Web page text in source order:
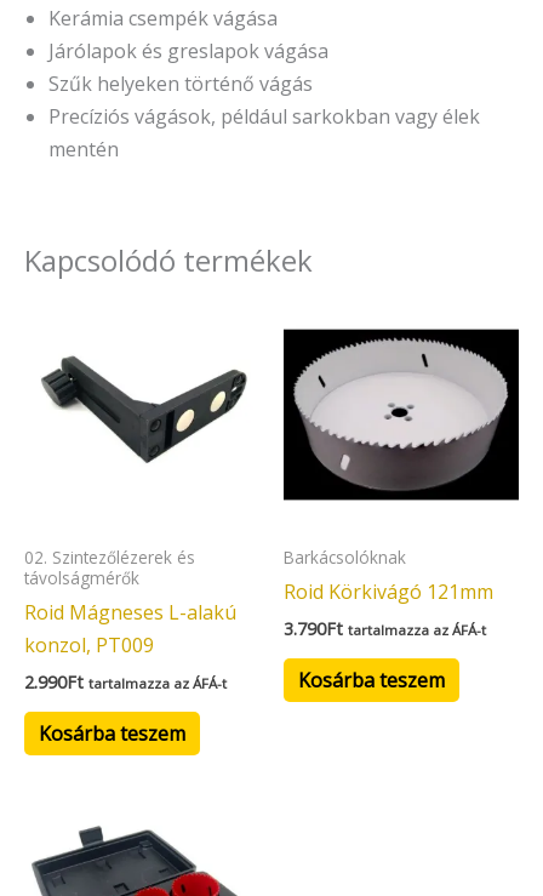
Kerámia csempék vágása
Járólapok és greslapok vágása
Szűk helyeken történő vágás
Precíziós vágások, például sarkokban vagy élek
mentén
Kapcsolódó termékek
02. Szintezőlézerek és
távolságmérők
Roid Mágneses L-alakú
konzol, PT009
2.990Ft tartalmazza az ÁFÁ-t
Kosárba teszem
Barkácsolóknak
Roid Körkivágó 121mm
3.790Ft tartalmazza az ÁFÁ-t
Kosárba teszem